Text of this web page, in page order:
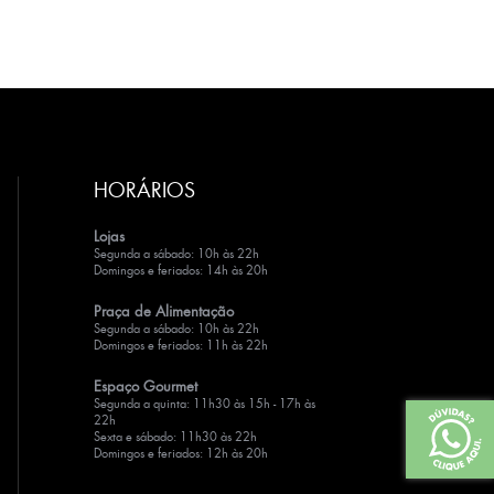
HORÁRIOS
Lojas
Segunda a sábado: 10h às 22h
Domingos e feriados: 14h às 20h
Praça de Alimentação
Segunda a sábado: 10h às 22h
Domingos e feriados: 11h às 22h
Espaço Gourmet
Segunda a quinta: 11h30 às 15h - 17h às
22h
Sexta e sábado: 11h30 às 22h
Domingos e feriados: 12h às 20h